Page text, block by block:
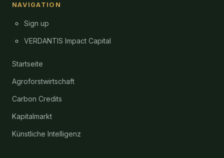
NAVIGATION
Sign up
VERDANTIS Impact Capital
Startseite
Agroforstwirtschaft
Carbon Credits
Kapitalmarkt
Künstliche Intelligenz